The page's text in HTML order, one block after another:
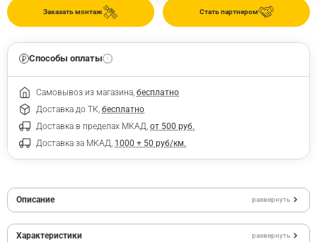
Стать партнером
Заказать монтаж
Способы оплаты
Самовывоз из магазина, бесплатно
Доставка до ТК, бесплатно
Доставка в пределах МКАД, от 500 руб.
Доставка за МКАД, 1000 + 50 руб/км.
Описание развернуть
Характеристики развернуть